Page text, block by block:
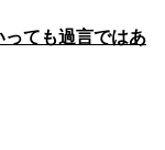
ても過言ではあ